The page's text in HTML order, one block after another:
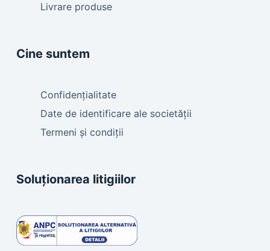
Livrare produse
Cine suntem
Confidențialitate
Date de identificare ale societății
Termeni și condiții
Soluționarea litigiilor